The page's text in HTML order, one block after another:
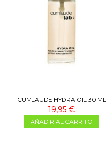
CUMLAUDE HYDRA OIL 30 ML
19,95 €
AÑADIR AL CARRITO